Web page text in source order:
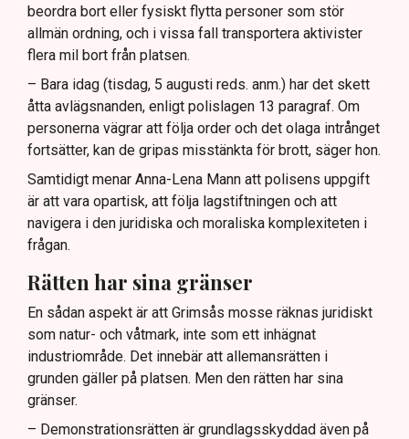
beordra bort eller fysiskt flytta personer som stör
allmän ordning, och i vissa fall transportera aktivister
flera mil bort från platsen.
– Bara idag (tisdag, 5 augusti reds. anm.) har det skett
åtta avlägsnanden, enligt polislagen 13 paragraf. Om
personerna vägrar att följa order och det olaga intrånget
fortsätter, kan de gripas misstänkta för brott, säger hon.
Samtidigt menar Anna-Lena Mann att polisens uppgift
är att vara opartisk, att följa lagstiftningen och att
navigera i den juridiska och moraliska komplexiteten i
frågan.
Rätten har sina gränser
En sådan aspekt är att Grimsås mosse räknas juridiskt
som natur- och våtmark, inte som ett inhägnat
industriområde. Det innebär att allemansrätten i
grunden gäller på platsen. Men den rätten har sina
gränser.
– Demonstrationsrätten är grundlagsskyddad även på